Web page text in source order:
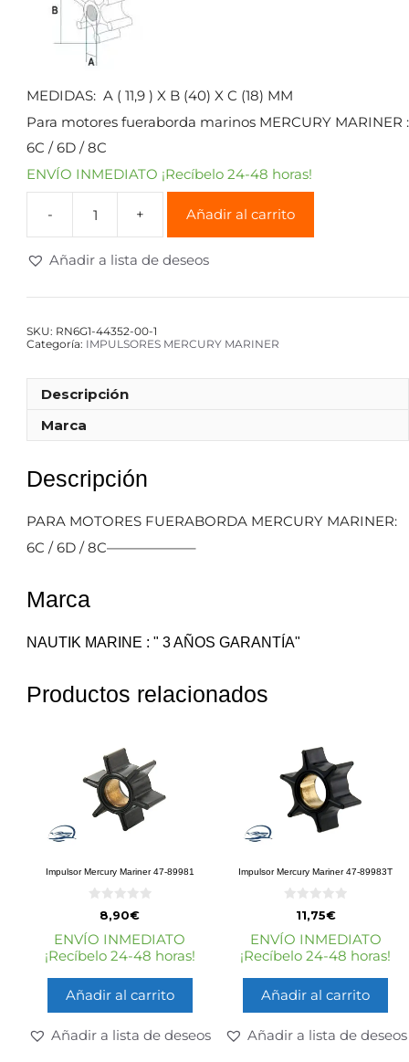
MEDIDAS: A ( 11,9 ) X B (40) X C (18) MM
Para motores fueraborda marinos MERCURY MARINER :
6C / 6D / 8C
ENVÍO INMEDIATO ¡Recíbelo 24-48 horas!
Añadir al carrito
Añadir a lista de deseos
SKU: RN6G1-44352-00-1
Categoría: IMPULSORES MERCURY MARINER
Descripción
Marca
Descripción
PARA MOTORES FUERABORDA MERCURY MARINER:
6C / 6D / 8C——————–
Marca
NAUTIK MARINE : " 3 AÑOS GARANTÍA"
Productos relacionados
Impulsor Mercury Mariner 47-89981
e
5
8,90€
ENVÍO INMEDIATO
¡Recíbelo 24-48 horas!
Añadir al carrito
Añadir a lista de deseos
Impulsor Mercury Mariner 47-89983T
e
5
11,75€
ENVÍO INMEDIATO
¡Recíbelo 24-48 horas!
Añadir al carrito
Añadir a lista de deseos